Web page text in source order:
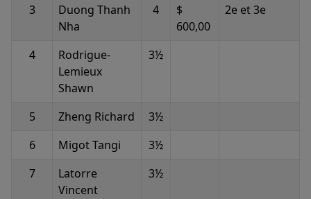
3
Duong Thanh
Nha
4
$
600,00
2e et 3e
4
Rodrigue-
Lemieux
Shawn
3½
5 Zheng Richard
3½
6
Migot Tangi
3½
7
Latorre
Vincent
3½